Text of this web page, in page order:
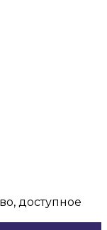
доступное